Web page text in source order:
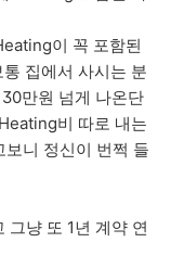
이 꼭 포함된
집에서 사시는 분
만원 넘게 나온단
비 따로 내는
니 정신이 번쩍 들
그냥 또 1년 계약 연